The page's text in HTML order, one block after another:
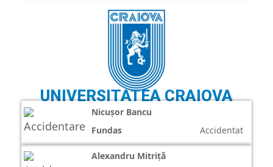
UNIVERSITATEA CRAIOVA
Nicușor Bancu
Fundas
Accidentat
Alexandru Mitriță